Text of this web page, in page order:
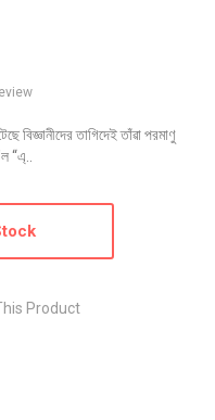
বিজ্ঞানীদের তাগিদেই তাঁৱা পরমাণু
“এ্..
Product